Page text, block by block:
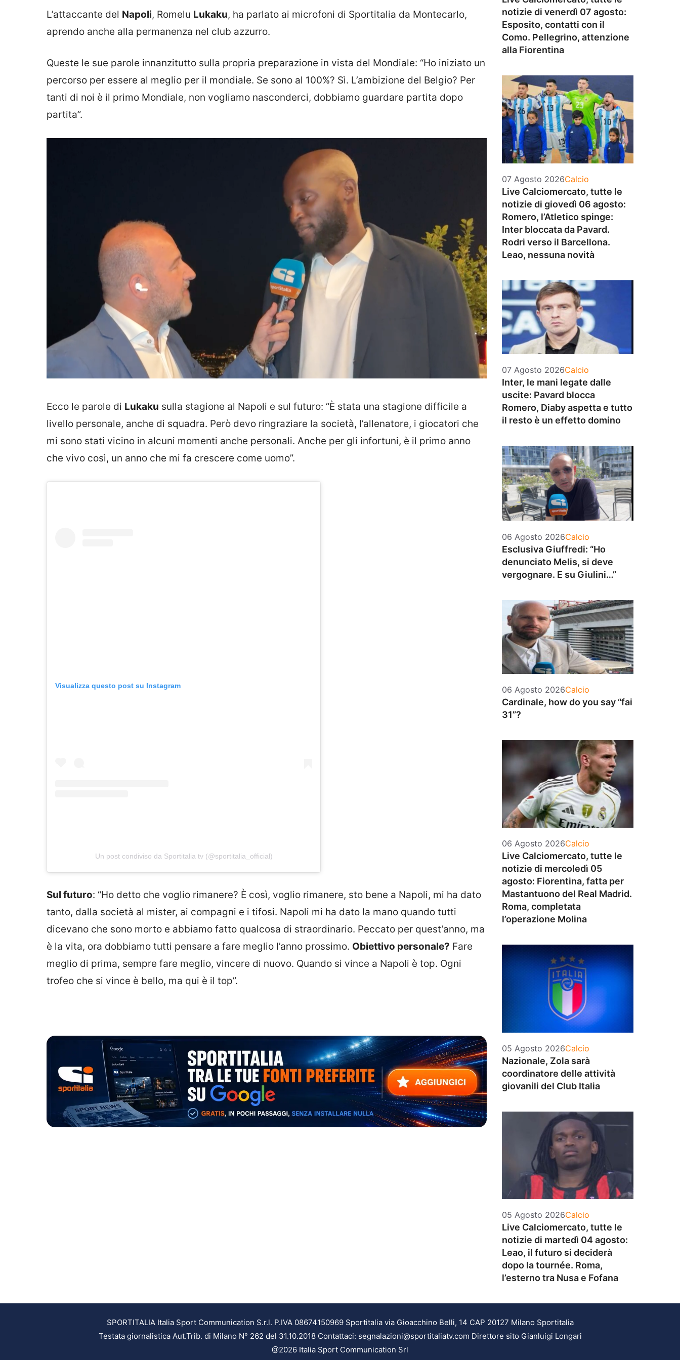
L’attaccante del Napoli, Romelu Lukaku, ha parlato ai microfoni di Sportitalia da Montecarlo,
aprendo anche alla permanenza nel club azzurro.
Queste le sue parole innanzitutto sulla propria preparazione in vista del Mondiale: “Ho iniziato un
percorso per essere al meglio per il mondiale. Se sono al 100%? Sì. L’ambizione del Belgio? Per
tanti di noi è il primo Mondiale, non vogliamo nasconderci, dobbiamo guardare partita dopo
partita”.
Ecco le parole di Lukaku sulla stagione al Napoli e sul futuro: “È stata una stagione difficile a
livello personale, anche di squadra. Però devo ringraziare la società, l’allenatore, i giocatori che
mi sono stati vicino in alcuni momenti anche personali. Anche per gli infortuni, è il primo anno
che vivo così, un anno che mi fa crescere come uomo”.
Visualizza questo post su Instagram
Un post condiviso da Sportitalia tv (@sportitalia_official)
Sul futuro: “Ho detto che voglio rimanere? È così, voglio rimanere, sto bene a Napoli, mi ha dato
tanto, dalla società al mister, ai compagni e i tifosi. Napoli mi ha dato la mano quando tutti
dicevano che sono morto e abbiamo fatto qualcosa di straordinario. Peccato per quest’anno, ma
è la vita, ora dobbiamo tutti pensare a fare meglio l’anno prossimo. Obiettivo personale? Fare
meglio di prima, sempre fare meglio, vincere di nuovo. Quando si vince a Napoli è top. Ogni
trofeo che si vince è bello, ma qui è il top”.
notizie di venerdì 07 agosto:
Esposito, contatti con il
Como. Pellegrino, attenzione
alla Fiorentina
07 Agosto 2026Categorie
Calcio
Live Calciomercato, tutte le
notizie di giovedì 06 agosto:
Romero, l’Atletico spinge:
Inter bloccata da Pavard.
Rodri verso il Barcellona.
Leao, nessuna novità
07 Agosto 2026Categorie
Calcio
Inter, le mani legate dalle
uscite: Pavard blocca
Romero, Diaby aspetta e tutto
il resto è un effetto domino
06 Agosto 2026Categorie
Calcio
Esclusiva Giuffredi: “Ho
denunciato Melis, si deve
vergognare. E su Giulini…”
06 Agosto 2026Categorie
Calcio
Cardinale, how do you say “fai
31”?
06 Agosto 2026Categorie
Calcio
Live Calciomercato, tutte le
notizie di mercoledì 05
agosto: Fiorentina, fatta per
Mastantuono del Real Madrid.
Roma, completata
l’operazione Molina
05 Agosto 2026Categorie
Calcio
Nazionale, Zola sarà
coordinatore delle attività
giovanili del Club Italia
05 Agosto 2026Categorie
Calcio
Live Calciomercato, tutte le
notizie di martedì 04 agosto:
Leao, il futuro si deciderà
dopo la tournée. Roma,
l’esterno tra Nusa e Fofana
SPORTITALIA Italia Sport Communication S.r.l. P.IVA 08674150969 Sportitalia via Gioacchino Belli, 14 CAP 20127 Milano Sportitalia
Testata giornalistica Aut.Trib. di Milano N° 262 del 31.10.2018 Contattaci: segnalazioni@sportitaliatv.com Direttore sito Gianluigi Longari
@2026 Italia Sport Communication Srl